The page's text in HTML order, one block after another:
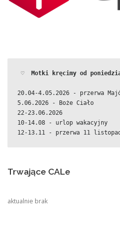
♡ Motki kręcimy od
20.04-4.05.2026 - przerwa
5.06.2026 - Boże Ciało
22-23.06.2026
10-14.08 - urlop wakacyjny
12-13.11 - przerwa 11
Trwające CALe
aktualnie brak